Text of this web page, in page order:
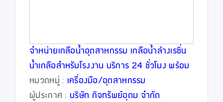
จำหน่ายเกลือน้ำอุตสาหกรรม เกลือน้ำล้างเรซิ่น
น้ำเกลือสำหรับโรงงาน บริการ 24 ชั่วโมง พร้อม
จัดส่งทั่วประเทศ
หมวดหมู่ : เครื่องมือ/อุตสาหกรรม
ผู้ประกาศ : บริษัท กิจทรัพย์อุดม จำกัด